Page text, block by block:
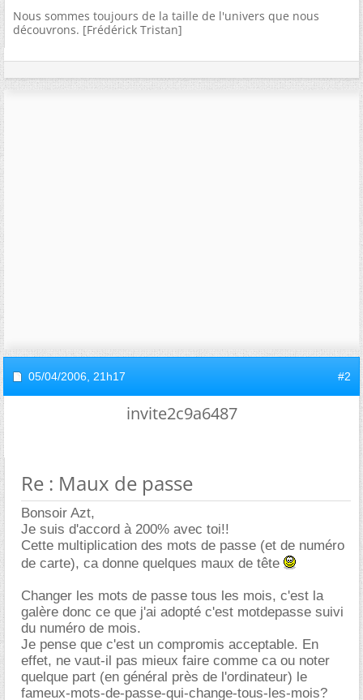
Nous sommes toujours de la taille de l'univers que nous
découvrons. [Frédérick Tristan]
05/04/2006, 21h17 #2
invite2c9a6487
Re : Maux de passe
Bonsoir Azt,
Je suis d'accord à 200% avec toi!!
Cette multiplication des mots de passe (et de numéro
de carte), ca donne quelques maux de tête
Changer les mots de passe tous les mois, c'est la
galère donc ce que j'ai adopté c'est motdepasse suivi
du numéro de mois.
Je pense que c'est un compromis acceptable. En
effet, ne vaut-il pas mieux faire comme ca ou noter
quelque part (en général près de l'ordinateur) le
fameux-mots-de-passe-qui-change-tous-les-mois?